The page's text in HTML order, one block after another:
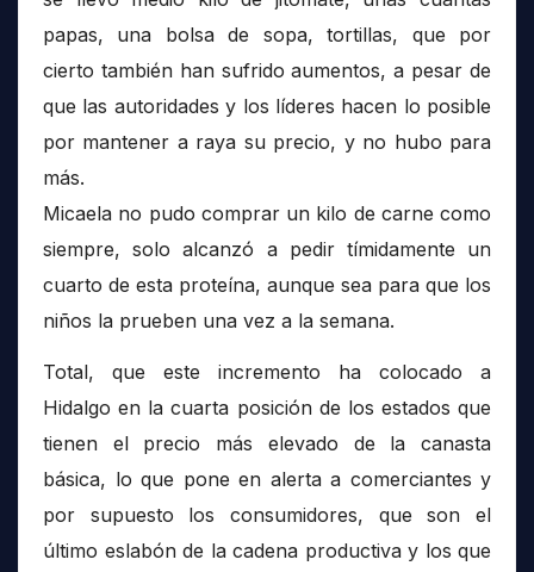
papas, una bolsa de sopa, tortillas, que por
cierto también han sufrido aumentos, a pesar de
que las autoridades y los líderes hacen lo posible
por mantener a raya su precio, y no hubo para
más.
Micaela no pudo comprar un kilo de carne como
siempre, solo alcanzó a pedir tímidamente un
cuarto de esta proteína, aunque sea para que los
niños la prueben una vez a la semana.
Total, que este incremento ha colocado a
Hidalgo en la cuarta posición de los estados que
tienen el precio más elevado de la canasta
básica, lo que pone en alerta a comerciantes y
por supuesto los consumidores, que son el
último eslabón de la cadena productiva y los que